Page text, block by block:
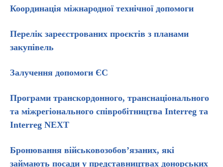
Координація міжнародної технічної допомоги
Перелік зареєстрованих проєктів з планами
закупівель
Залучення допомоги ЄС
Програми транскордонного, транснаціонального
та міжрегіонального співробітництва Interreg та
Interreg NEXT
Бронювання військовозобов’язаних, які
займають посади у представництвах донорських